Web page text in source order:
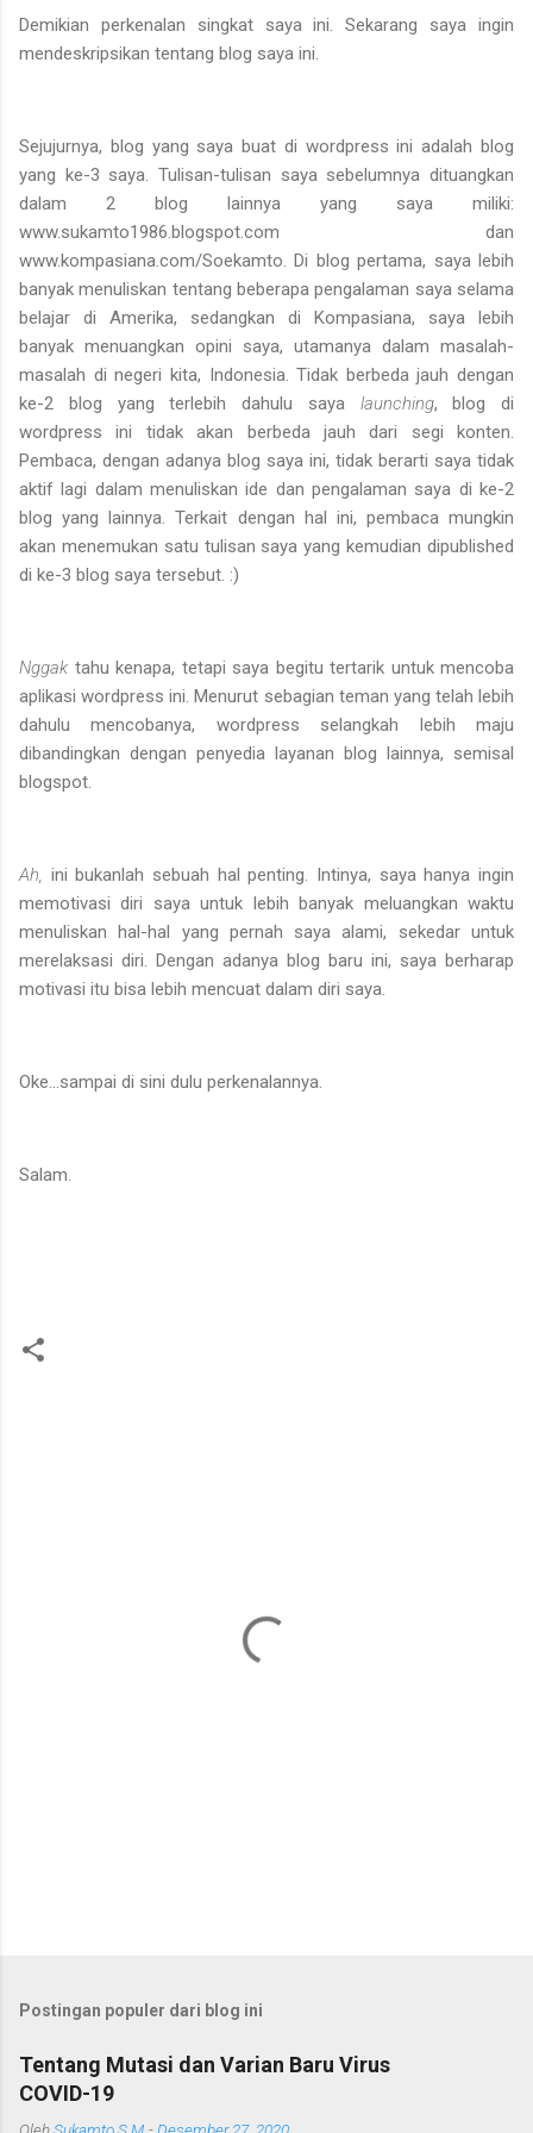
Demikian perkenalan singkat saya ini. Sekarang saya ingin
mendeskripsikan tentang blog saya ini.
Sejujurnya, blog yang saya buat di wordpress ini adalah blog
yang ke-3 saya. Tulisan-tulisan saya sebelumnya dituangkan
dalam 2 blog lainnya yang saya miliki:
www.sukamto1986.blogspot.com dan
www.kompasiana.com/Soekamto. Di blog pertama, saya lebih
banyak menuliskan tentang beberapa pengalaman saya selama
belajar di Amerika, sedangkan di Kompasiana, saya lebih
banyak menuangkan opini saya, utamanya dalam masalah-
masalah di negeri kita, Indonesia. Tidak berbeda jauh dengan
ke-2 blog yang terlebih dahulu saya launching, blog di
wordpress ini tidak akan berbeda jauh dari segi konten.
Pembaca, dengan adanya blog saya ini, tidak berarti saya tidak
aktif lagi dalam menuliskan ide dan pengalaman saya di ke-2
blog yang lainnya. Terkait dengan hal ini, pembaca mungkin
akan menemukan satu tulisan saya yang kemudian dipublished
di ke-3 blog saya tersebut. :)
Nggak tahu kenapa, tetapi saya begitu tertarik untuk mencoba
aplikasi wordpress ini. Menurut sebagian teman yang telah lebih
dahulu mencobanya, wordpress selangkah lebih maju
dibandingkan dengan penyedia layanan blog lainnya, semisal
blogspot.
Ah, ini bukanlah sebuah hal penting. Intinya, saya hanya ingin
memotivasi diri saya untuk lebih banyak meluangkan waktu
menuliskan hal-hal yang pernah saya alami, sekedar untuk
merelaksasi diri. Dengan adanya blog baru ini, saya berharap
motivasi itu bisa lebih mencuat dalam diri saya.
Oke...sampai di sini dulu perkenalannya.
Salam.
Postingan populer dari blog ini
Tentang Mutasi dan Varian Baru Virus
COVID-19
OlehSukamto S M -Desember 27, 2020